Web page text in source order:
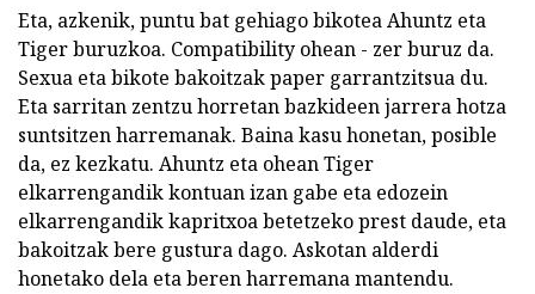
Eta, azkenik, puntu bat gehiago bikotea Ahuntz eta
Tiger buruzkoa. Compatibility ohean - zer buruz da.
Sexua eta bikote bakoitzak paper garrantzitsua du.
Eta sarritan zentzu horretan bazkideen jarrera hotza
suntsitzen harremanak. Baina kasu honetan, posible
da, ez kezkatu. Ahuntz eta ohean Tiger
elkarrengandik kontuan izan gabe eta edozein
elkarrengandik kapritxoa betetzeko prest daude, eta
bakoitzak bere gustura dago. Askotan alderdi
honetako dela eta beren harremana mantendu.